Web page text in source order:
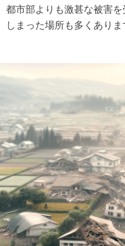
都市部よりも激甚な被害
しまった場所も多くありま